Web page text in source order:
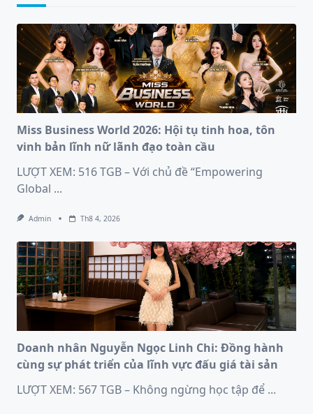
Miss Business World 2026: Hội tụ tinh hoa, tôn
vinh bản lĩnh nữ lãnh đạo toàn cầu
LƯỢT XEM: 516 TGB – Với chủ đề “Empowering
Global ...
Admin Th8 4, 2026
Doanh nhân Nguyễn Ngọc Linh Chi: Đồng hành
cùng sự phát triển của lĩnh vực đấu giá tài sản
LƯỢT XEM: 567 TGB – Không ngừng học tập để ...